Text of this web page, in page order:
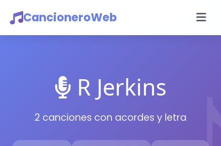
CancioneroWeb
R Jerkins
2 canciones con acordes y letra